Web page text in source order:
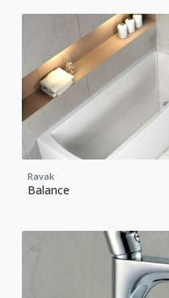
Ravak
Balance